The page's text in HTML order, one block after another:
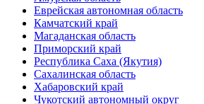
Еврейская автономная область
Камчатский край
Магаданская область
Приморский край
Республика Саха (Якутия)
Сахалинская область
Хабаровский край
Чукотский автономный округ